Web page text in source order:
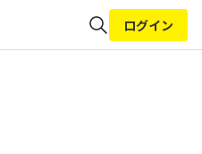
ログイン